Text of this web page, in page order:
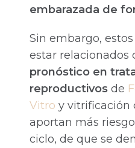
embarazada de
Sin embargo,
estar relacionados
pronóstico en
reproductivos de
Vitro y vitrificación
aportan más
ciclo, de que se